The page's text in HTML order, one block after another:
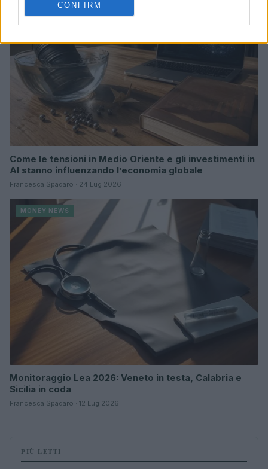
CONFIRM
Come le tensioni in Medio Oriente e gli investimenti in
AI stanno influenzando l’economia globale
Francesca Spadaro · 24 Lug 2026
MONEY NEWS
Monitoraggio Lea 2026: Veneto in testa, Calabria e
Sicilia in coda
Francesca Spadaro · 12 Lug 2026
PIÙ LETTI